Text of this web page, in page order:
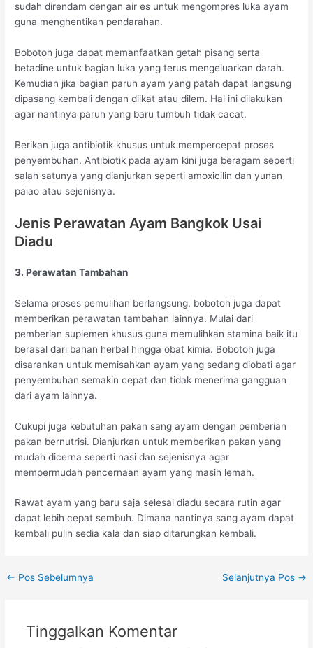
sudah direndam dengan air es untuk mengompres luka ayam
guna menghentikan pendarahan.
Bobotoh juga dapat memanfaatkan getah pisang serta
betadine untuk bagian luka yang terus mengeluarkan darah.
Kemudian jika bagian paruh ayam yang patah dapat langsung
dipasang kembali dengan diikat atau dilem. Hal ini dilakukan
agar nantinya paruh yang baru tumbuh tidak cacat.
Berikan juga antibiotik khusus untuk mempercepat proses
penyembuhan. Antibiotik pada ayam kini juga beragam seperti
salah satunya yang dianjurkan seperti amoxicilin dan yunan
paiao atau sejenisnya.
Jenis Perawatan Ayam Bangkok Usai
Diadu
3. Perawatan Tambahan
Selama proses pemulihan berlangsung, bobotoh juga dapat
memberikan perawatan tambahan lainnya. Mulai dari
pemberian suplemen khusus guna memulihkan stamina baik itu
berasal dari bahan herbal hingga obat kimia. Bobotoh juga
disarankan untuk memisahkan ayam yang sedang diobati agar
penyembuhan semakin cepat dan tidak menerima gangguan
dari ayam lainnya.
Cukupi juga kebutuhan pakan sang ayam dengan pemberian
pakan bernutrisi. Dianjurkan untuk memberikan pakan yang
mudah dicerna seperti nasi dan sejenisnya agar
mempermudah pencernaan ayam yang masih lemah.
Rawat ayam yang baru saja selesai diadu secara rutin agar
dapat lebih cepat sembuh. Dimana nantinya sang ayam dapat
kembali pulih sedia kala dan siap ditarungkan kembali.
Post
← Pos Sebelumnya Selanjutnya Pos →
Tinggalkan Komentar